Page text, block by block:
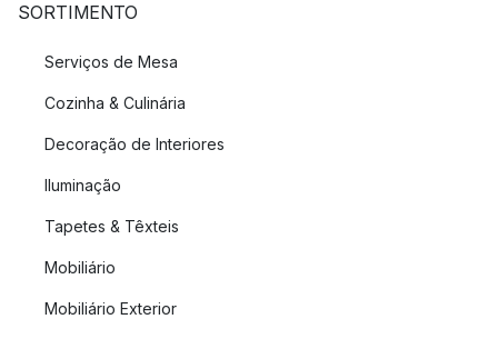
SORTIMENTO
Serviços de Mesa
Cozinha & Culinária
Decoração de Interiores
Iluminação
Tapetes & Têxteis
Mobiliário
Mobiliário Exterior